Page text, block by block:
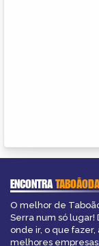
ENCONTRA
O melhor de
Serra num só lugar!
onde ir, o que fazer,
melhores empresas,